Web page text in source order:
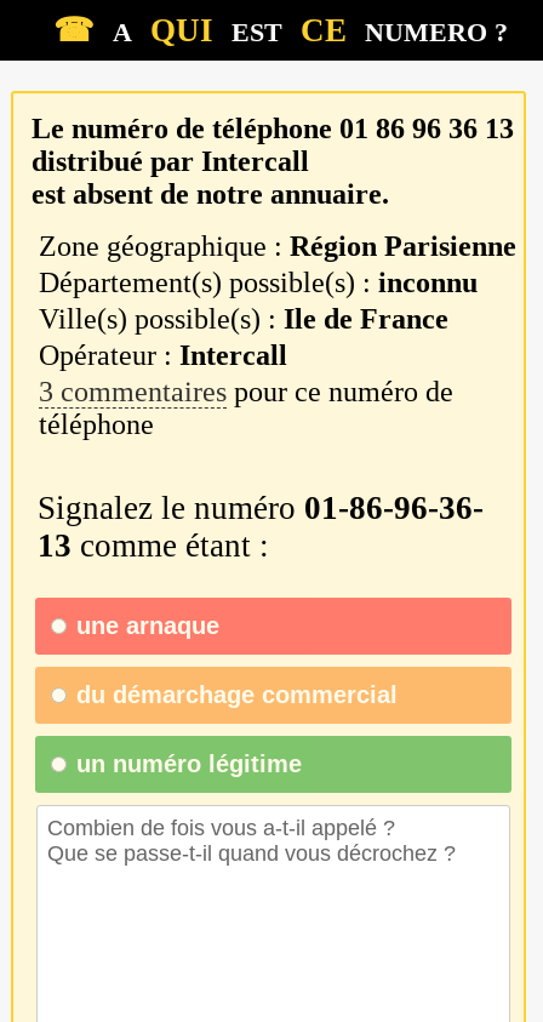
☎ A QUI EST CE NUMERO ?
Le numéro de téléphone 01 86 96 36 13
distribué par Intercall
est absent de notre annuaire.
Zone géographique :Région Parisienne
Département(s) possible(s) :inconnu
Ville(s) possible(s) :Ile de France
Opérateur :Intercall
3 commentaires pour ce numéro de
téléphone
Signalez le numéro 01-86-96-36-
13 comme étant :
une arnaque
du démarchage commercial
un numéro légitime